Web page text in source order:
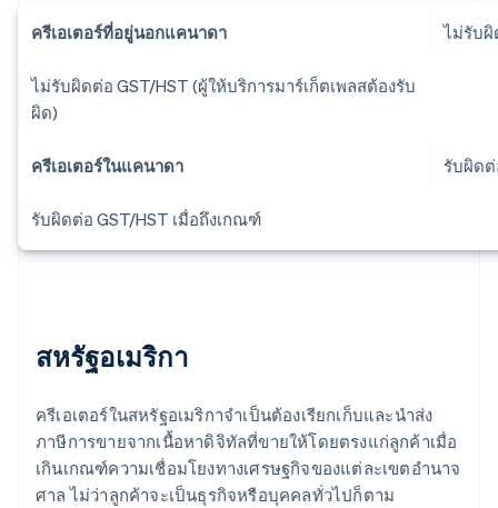
ครีเอเตอร์ที่อยู่นอกแคนาดา ไม่รับผิ
ไม่รับผิดต่อ GST/HST (ผู้ให้บริการมาร์เก็ตเพลสต้องรับ
ผิด)
ครีเอเตอร์ในแคนาดา รับผิดต่
รับผิดต่อ GST/HST เมื่อถึงเกณฑ์
สหรัฐอเมริกา
ครีเอเตอร์ในสหรัฐอเมริกาจําเป็นต้องเรียกเก็บและนําส่ง
ภาษีการขายจากเนื้อหาดิจิทัลที่ขายให้โดยตรงแก่ลูกค้าเมื่อ
เกินเกณฑ์ความเชื่อมโยงทางเศรษฐกิจของแต่ละเขตอํานาจ
ศาล ไม่ว่าลูกค้าจะเป็นธุรกิจหรือบุคคลทั่วไปก็ตาม